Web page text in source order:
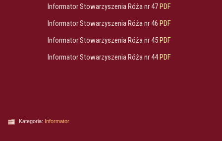
Informator Stowarzyszenia Róża nr 47 PDF
Informator Stowarzyszenia Róża nr 46 PDF
Informator Stowarzyszenia Róża nr 45 PDF
Informator Stowarzyszenia Róża nr 44 PDF
Kategoria: Informator